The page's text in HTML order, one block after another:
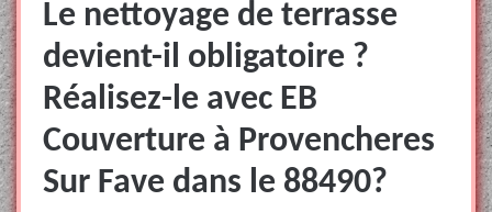
Le nettoyage de terrasse
devient-il obligatoire ?
Réalisez-le avec EB
Couverture à Provencheres
Sur Fave dans le 88490?